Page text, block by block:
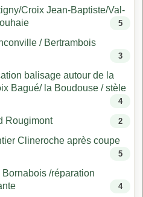
Croix Jean-Baptiste/Val-
5
/ Bertrambois
3
balisage autour de la
Bagué/ la Boudouse / stèle
4
Rougimont 2
Clineroche après coupe
5
/réparation
4